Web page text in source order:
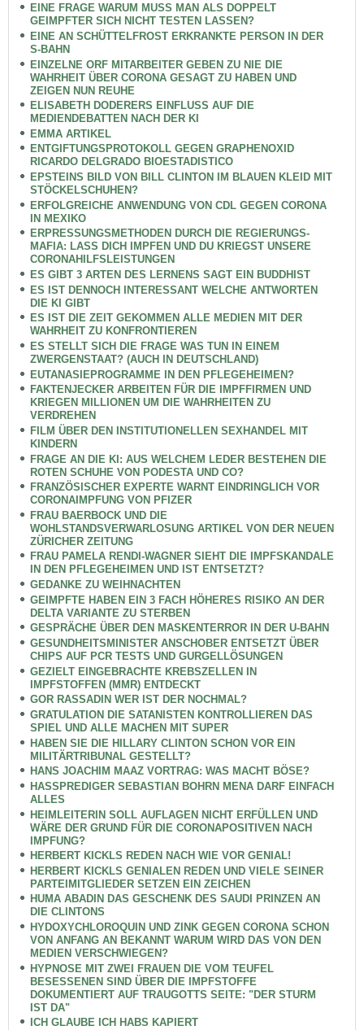
EINE FRAGE WARUM MUSS MAN ALS DOPPELT
GEIMPFTER SICH NICHT TESTEN LASSEN?
EINE AN SCHÜTTELFROST ERKRANKTE PERSON IN DER
S-BAHN
EINZELNE ORF MITARBEITER GEBEN ZU NIE DIE
WAHRHEIT ÜBER CORONA GESAGT ZU HABEN UND
ZEIGEN NUN REUHE
ELISABETH DODERERS EINFLUSS AUF DIE
MEDIENDEBATTEN NACH DER KI
EMMA ARTIKEL
ENTGIFTUNGSPROTOKOLL GEGEN GRAPHENOXID
RICARDO DELGRADO BIOESTADISTICO
EPSTEINS BILD VON BILL CLINTON IM BLAUEN KLEID MIT
STÖCKELSCHUHEN?
ERFOLGREICHE ANWENDUNG VON CDL GEGEN CORONA
IN MEXIKO
ERPRESSUNGSMETHODEN DURCH DIE REGIERUNGS-
MAFIA: LASS DICH IMPFEN UND DU KRIEGST UNSERE
CORONAHILFSLEISTUNGEN
ES GIBT 3 ARTEN DES LERNENS SAGT EIN BUDDHIST
ES IST DENNOCH INTERESSANT WELCHE ANTWORTEN
DIE KI GIBT
ES IST DIE ZEIT GEKOMMEN ALLE MEDIEN MIT DER
WAHRHEIT ZU KONFRONTIEREN
ES STELLT SICH DIE FRAGE WAS TUN IN EINEM
ZWERGENSTAAT? (AUCH IN DEUTSCHLAND)
EUTANASIEPROGRAMME IN DEN PFLEGEHEIMEN?
FAKTENJECKER ARBEITEN FÜR DIE IMPFFIRMEN UND
KRIEGEN MILLIONEN UM DIE WAHRHEITEN ZU
VERDREHEN
FILM ÜBER DEN INSTITUTIONELLEN SEXHANDEL MIT
KINDERN
FRAGE AN DIE KI: AUS WELCHEM LEDER BESTEHEN DIE
ROTEN SCHUHE VON PODESTA UND CO?
FRANZÖSISCHER EXPERTE WARNT EINDRINGLICH VOR
CORONAIMPFUNG VON PFIZER
FRAU BAERBOCK UND DIE
WOHLSTANDSVERWARLOSUNG ARTIKEL VON DER NEUEN
ZÜRICHER ZEITUNG
FRAU PAMELA RENDI-WAGNER SIEHT DIE IMPFSKANDALE
IN DEN PFLEGEHEIMEN UND IST ENTSETZT?
GEDANKE ZU WEIHNACHTEN
GEIMPFTE HABEN EIN 3 FACH HÖHERES RISIKO AN DER
DELTA VARIANTE ZU STERBEN
GESPRÄCHE ÜBER DEN MASKENTERROR IN DER U-BAHN
GESUNDHEITSMINISTER ANSCHOBER ENTSETZT ÜBER
CHIPS AUF PCR TESTS UND GURGELLÖSUNGEN
GEZIELT EINGEBRACHTE KREBSZELLEN IN
IMPFSTOFFEN (MMR) ENTDECKT
GOR RASSADIN WER IST DER NOCHMAL?
GRATULATION DIE SATANISTEN KONTROLLIEREN DAS
SPIEL UND ALLE MACHEN MIT SUPER
HABEN SIE DIE HILLARY CLINTON SCHON VOR EIN
MILITÄRTRIBUNAL GESTELLT?
HANS JOACHIM MAAZ VORTRAG: WAS MACHT BÖSE?
HASSPREDIGER SEBASTIAN BOHRN MENA DARF EINFACH
ALLES
HEIMLEITERIN SOLL AUFLAGEN NICHT ERFÜLLEN UND
WÄRE DER GRUND FÜR DIE CORONAPOSITIVEN NACH
IMPFUNG?
HERBERT KICKLS REDEN NACH WIE VOR GENIAL!
HERBERT KICKLS GENIALEN REDEN UND VIELE SEINER
PARTEIMITGLIEDER SETZEN EIN ZEICHEN
HUMA ABADIN DAS GESCHENK DES SAUDI PRINZEN AN
DIE CLINTONS
HYDOXYCHLOROQUIN UND ZINK GEGEN CORONA SCHON
VON ANFANG AN BEKANNT WARUM WIRD DAS VON DEN
MEDIEN VERSCHWIEGEN?
HYPNOSE MIT ZWEI FRAUEN DIE VOM TEUFEL
BESESSENEN SIND ÜBER DIE IMPFSTOFFE
DOKUMENTIERT AUF TRAUGOTTS SEITE: "DER STURM
IST DA"
ICH GLAUBE ICH HABS KAPIERT